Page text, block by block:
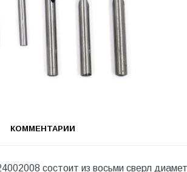
КОММЕНТАРИИ
состоит из восьми сверл